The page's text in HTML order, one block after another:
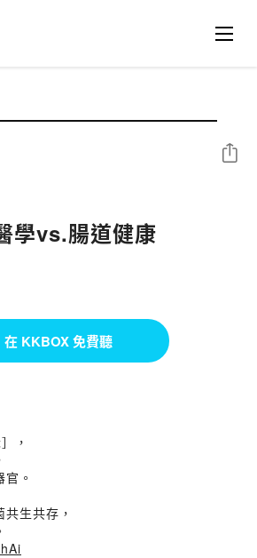
學vs.腸道健康
分享
在 KKBOX 免費聽
，
。
生共存，